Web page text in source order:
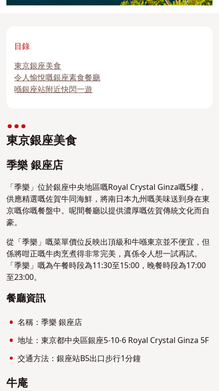
目錄
東京銀座美食
令人愉悅嘅銀座素食餐廳
喺銀座站附近快閃一遊
東京銀座美食
季樂 銀座店
「季樂」位於銀座中央地區嘅Royal Crystal Ginza嘅5樓，
供應精選嘅佐賀牛同海鮮，將南日本九州嘅美味送到身在東
京嘅你嘅餐盤中。呢間餐廳以提供濃厚嘅佐賀傳統文化而自
豪。
從「季樂」嘅菜單價位反映出頂級和牛喺東京並不便宜，但
係將咁正嘅牛肉烹煮得非常完美，真係令人想一試再試。
「季樂」嘅為午餐時段為11:30至15:00，晚餐時段為17:00
至23:00。
餐廳資訊
名稱：季樂 銀座店
地址：東京都中央區銀座5-10-6 Royal Crystal Ginza 5F
交通方法：銀座站B5出口步行1分鐘
牛庵